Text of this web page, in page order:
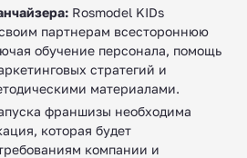
Rosmodel KIDs
партнерам всестороннюю
обучение персонала, помощь
стратегий и
материалами.
франшизы необходима
которая будет
компании и